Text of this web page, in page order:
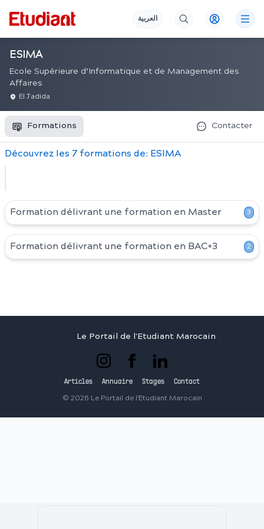
العربية
ESIMA
Ecole Supérieure d’Informatique et de Management des
Affaires
El Jadida
Formations Contacter
Découvrez les 7formations de: ESIMA
Formation délivrant une formation en Master 3
Formation délivrant une formation en BAC+3 2
Le Portail de l'Etudiant Marocain
Articles Annuaire Stages Contact
© 2026 Le Portail de l'Etudiant Marocain